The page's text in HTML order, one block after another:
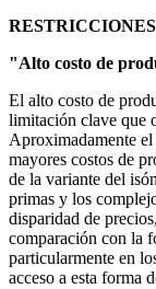
RESTRICCIONES
"Alto costo de
El alto costo de
limitación clave que
Aproximadamente
mayores costos de
de la variante del
primas y los
disparidad de
comparación con la
particularmente en
acceso a esta forma